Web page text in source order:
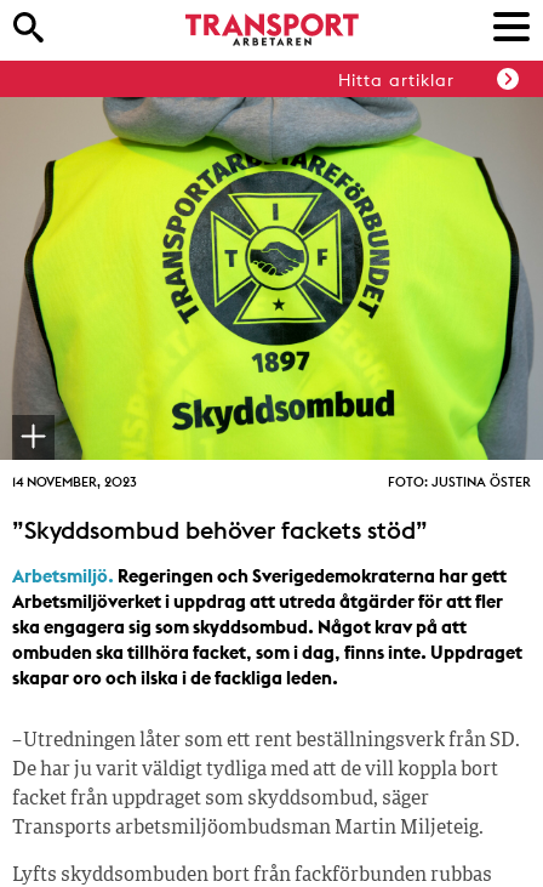
Hitta artiklar
14 NOVEMBER, 2023 FOTO: JUSTINA ÖSTER
”Skyddsombud behöver fackets stöd”
Arbetsmiljö. Regeringen och Sverigedemokraterna har gett
Arbetsmiljöverket i uppdrag att utreda åtgärder för att fler
ska engagera sig som skyddsombud. Något krav på att
ombuden ska tillhöra facket, som i dag, finns inte. Uppdraget
skapar oro och ilska i de fackliga leden.
– Utredningen låter som ett rent beställningsverk från SD.
De har ju varit väldigt tydliga med att de vill koppla bort
facket från uppdraget som skyddsombud, säger
Transports arbetsmiljöombudsman Martin Miljeteig.
Lyfts skyddsombuden bort från fackförbunden rubbas